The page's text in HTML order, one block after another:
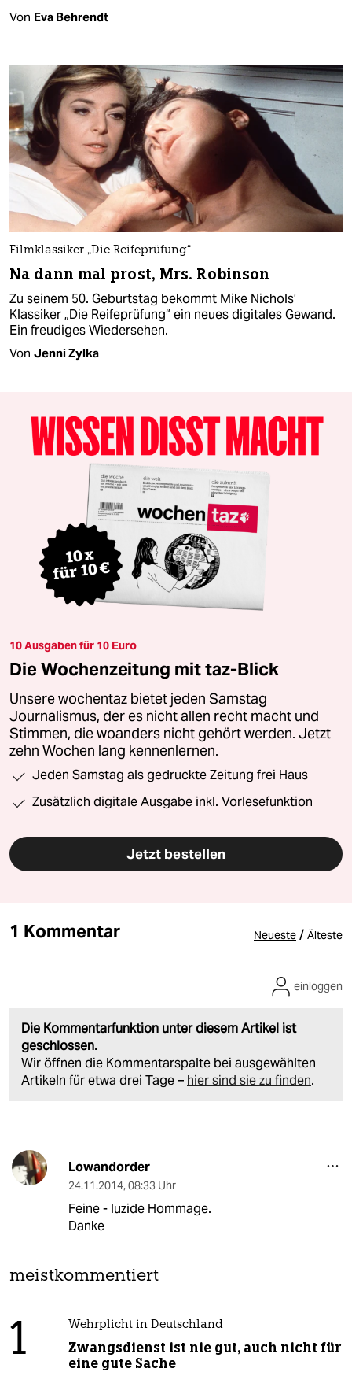
Von Eva Behrendt
Filmklassiker „Die Reifeprüfung“
Na dann mal prost, Mrs. Robinson
Zu seinem 50. Geburtstag bekommt Mike Nichols’
Klassiker „Die Reifeprüfung“ ein neues digitales Gewand.
Ein freudiges Wiedersehen.
Von Jenni Zylka
10 Ausgaben für 10 Euro
Die Wochenzeitung mit taz-Blick
Unsere wochentaz bietet jeden Samstag
Journalismus, der es nicht allen recht macht und
Stimmen, die woanders nicht gehört werden. Jetzt
zehn Wochen lang kennenlernen.
Jeden Samstag als gedruckte Zeitung frei Haus
Zusätzlich digitale Ausgabe inkl. Vorlesefunktion
Jetzt bestellen
1 Kommentar Neueste / Älteste
Die Kommentarfunktion unter diesem Artikel ist
geschlossen.
Wir öffnen die Kommentarspalte bei ausgewählten
Artikeln für etwa drei Tage – hier sind sie zu finden.
einloggen
Lowandorder
24.11.2014, 08:33 Uhr
Feine - luzide Hommage.
Danke
meistkommentiert
1 Wehrplicht in Deutschland
Zwangsdienst ist nie gut, auch nicht für
eine gute Sache